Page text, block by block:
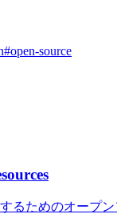
#open-source
るためのオープ